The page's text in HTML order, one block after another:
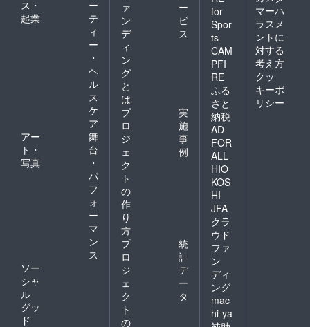
ス・
起業
ー
テ
ィ
ー
・
ヘ
ル
ス
ケ
ア
アー
ト・
写真
舞
台
・
パ
フ
ォ
ー
マ
ン
ス
ソー
シャ
ル
グッ
ド
ァ
ン
デ
ィ
ン
グ
と
は
ー
ビ
ス
プ
ロ
ジ
ェ
ク
ト
の
作
り
方
実
施
事
例
プ
ロ
ジ
ェ
ク
ト
の
統
計
デ
ー
タ
for
Spor
ts
CAM
PFI
RE
ふる
さと
納税
AD
FOR
ALL
HIO
KOS
HI
JFA
クラ
ウド
ファ
ン
ディ
ング
mac
hi-ya
マーハ
ラスメ
ントに
対する
考え方
クッ
キーポ
リシー